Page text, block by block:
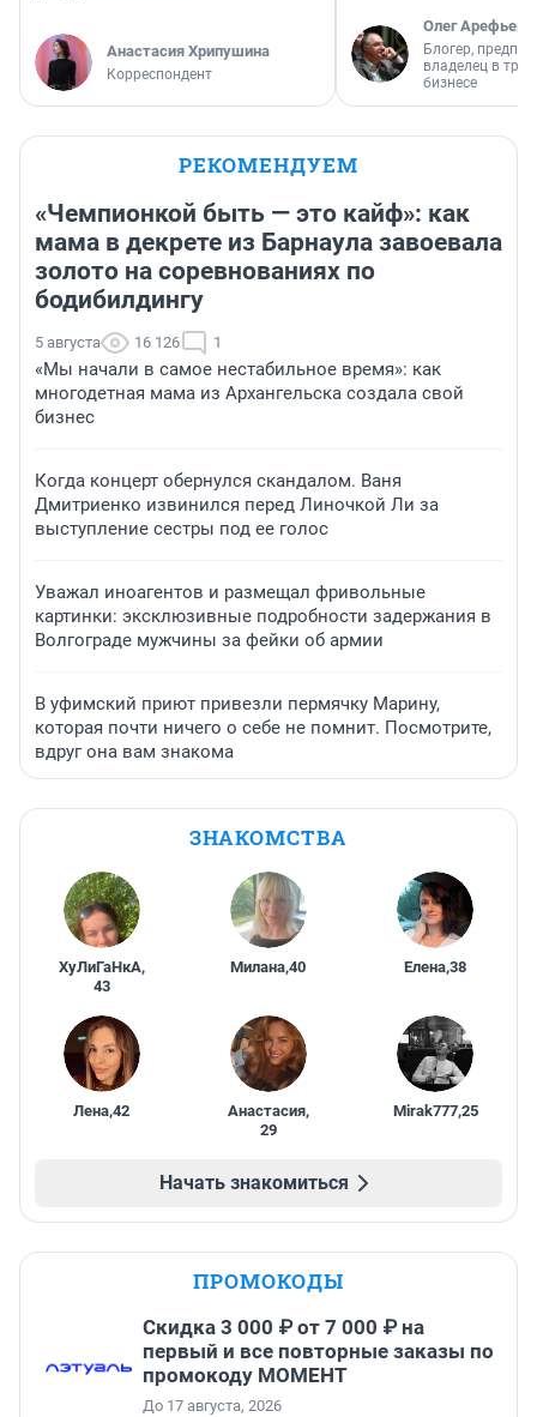
Анастасия Хрипушина
Корреспондент
Олег Арефьев
Блогер,
владелец в
бизнесе
РЕКОМЕНДУЕМ
«Чемпионкой быть — это кайф»: как
мама в декрете из Барнаула завоевала
золото на соревнованиях по
бодибилдингу
5 августа 16 126 1
«Мы начали в самое нестабильное время»: как
многодетная мама из Архангельска создала свой
бизнес
Когда концерт обернулся скандалом. Ваня
Дмитриенко извинился перед Линочкой Ли за
выступление сестры под ее голос
Уважал иноагентов и размещал фривольные
картинки: эксклюзивные подробности задержания в
Волгограде мужчины за фейки об армии
В уфимский приют привезли пермячку Марину,
которая почти ничего о себе не помнит. Посмотрите,
вдруг она вам знакома
ЗНАКОМСТВА
ХуЛиГаНкА,
43
Милана,40 Елена,38
Лена,42 Анастасия,
29
Mirak777,25
Начать знакомиться
ПРОМОКОДЫ
Скидка 3 000 ₽ от 7 000 ₽ на
первый и все повторные заказы по
промокоду МОМЕНТ
До 17 августа, 2026